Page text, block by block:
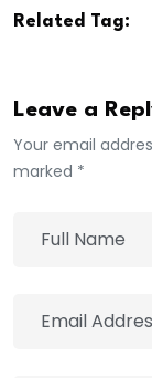
Related Tag:
Leave a
Your email
marked *